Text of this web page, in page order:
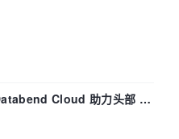
Cloud 助力头部 AI